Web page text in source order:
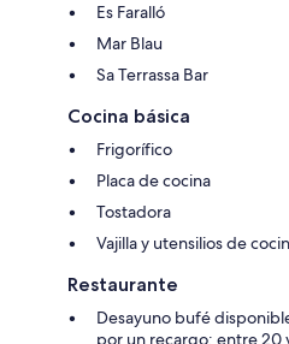
Es Faralló
Mar Blau
Sa Terrassa Bar
Cocina básica
Frigorífico
Placa de cocina
Tostadora
Vajilla y utensilios de
Restaurante
Desayuno bufé
por un recargo; entre 20